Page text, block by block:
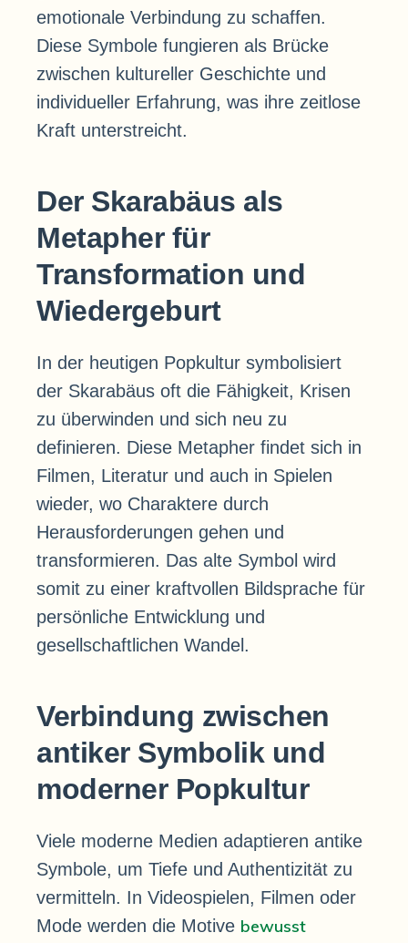
emotionale Verbindung zu schaffen.
Diese Symbole fungieren als Brücke
zwischen kultureller Geschichte und
individueller Erfahrung, was ihre zeitlose
Kraft unterstreicht.
Der Skarabäus als
Metapher für
Transformation und
Wiedergeburt
In der heutigen Popkultur symbolisiert
der Skarabäus oft die Fähigkeit, Krisen
zu überwinden und sich neu zu
definieren. Diese Metapher findet sich in
Filmen, Literatur und auch in Spielen
wieder, wo Charaktere durch
Herausforderungen gehen und
transformieren. Das alte Symbol wird
somit zu einer kraftvollen Bildsprache für
persönliche Entwicklung und
gesellschaftlichen Wandel.
Verbindung zwischen
antiker Symbolik und
moderner Popkultur
Viele moderne Medien adaptieren antike
Symbole, um Tiefe und Authentizität zu
vermitteln. In Videospielen, Filmen oder
Mode werden die Motive bewusst